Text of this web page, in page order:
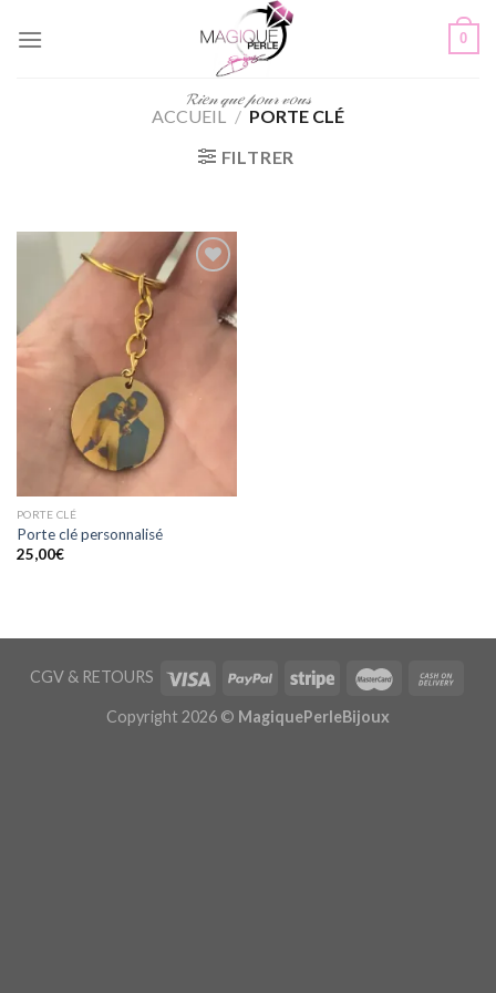
𝓡𝒾𝑒𝓃 𝓆𝓊𝑒 𝓅𝑜𝓊𝓇 𝓋𝑜𝓊𝓈
0
ACCUEIL / PORTE CLÉ
FILTRER
Ajouter
wishlist
PORTE CLÉ
Porte clé personnalisé
25,00€
CGV& RETOURS
Copyright 2026 © MagiquePerleBijoux